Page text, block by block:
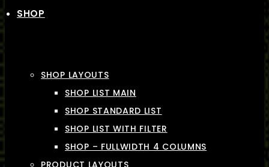
SHOP
SHOP LAYOUTS
SHOP LIST MAIN
SHOP STANDARD LIST
SHOP LIST WITH FILTER
SHOP – FULLWIDTH 4 COLUMNS
PRODUCT LAYOUTS